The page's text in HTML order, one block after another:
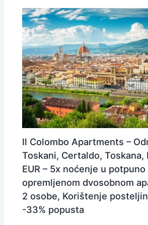
Il Colombo Apartments –
Toskani, Certaldo, Toskana,
EUR – 5x noćenje u potpuno
opremljenom dvosobnom
2 osobe, Korištenje
-33% popusta